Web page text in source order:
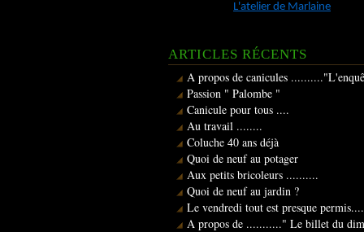
L'atelier de Marlaine
ARTICLES RÉCENTS
A propos de canicules
Passion " Palombe "
Canicule pour tous ....
Au travail ........
Coluche 40 ans déjà
Quoi de neuf au potager
Aux petits bricoleurs ..........
Quoi de neuf au jardin ?
Le vendredi tout est presque
A propos de ..........." Le billet du